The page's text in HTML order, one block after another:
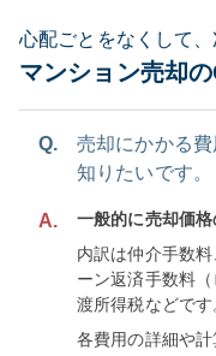
心配ごとをなくして、
マンション売却
Q.
売却にかかる
知りたいです。
A.
一般的に売却価格
内訳は仲介手数
ーン返済手数料
渡所得税などです
各費用の詳細や